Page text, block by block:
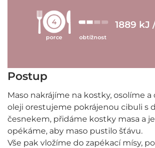
4
porce obtížnost
1889 kJ
Postup
Maso nakrájíme na kostky, osolíme a
oleji orestujeme pokrájenou cibuli s
česnekem, přidáme kostky masa a
opékáme, aby maso pustilo šťávu.
Vše pak vložíme do zapékací mísy,